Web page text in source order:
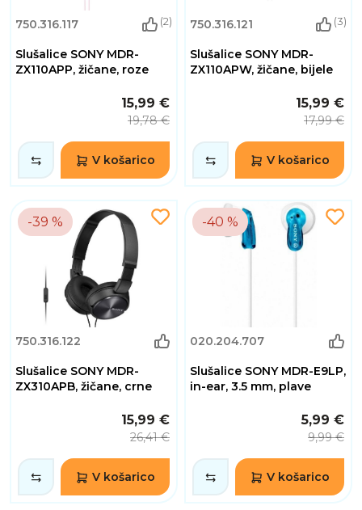
750.316.117 (2)
Slušalice SONY MDR-
ZX110APP, žičane, roze
15,99 €
19,78 €
V košarico
750.316.121 (3)
Slušalice SONY MDR-
ZX110APW, žičane, bijele
15,99 €
17,99 €
V košarico
-39 %
750.316.122
Slušalice SONY MDR-
ZX310APB, žičane, crne
15,99 €
26,41 €
V košarico
-40 %
020.204.707
Slušalice SONY MDR-E9LP,
in-ear, 3.5 mm, plave
5,99 €
9,99 €
V košarico